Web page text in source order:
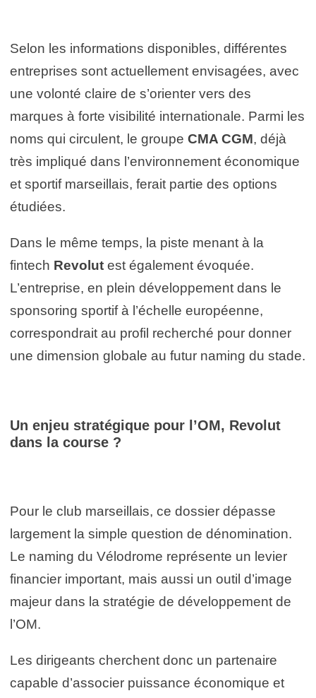
Selon les informations disponibles, différentes
entreprises sont actuellement envisagées, avec
une volonté claire de s’orienter vers des
marques à forte visibilité internationale. Parmi les
noms qui circulent, le groupe CMA CGM, déjà
très impliqué dans l’environnement économique
et sportif marseillais, ferait partie des options
étudiées.
Dans le même temps, la piste menant à la
fintech Revolut est également évoquée.
L’entreprise, en plein développement dans le
sponsoring sportif à l’échelle européenne,
correspondrait au profil recherché pour donner
une dimension globale au futur naming du stade.
Un enjeu stratégique pour l’OM, Revolut
dans la course ?
Pour le club marseillais, ce dossier dépasse
largement la simple question de dénomination.
Le naming du Vélodrome représente un levier
financier important, mais aussi un outil d’image
majeur dans la stratégie de développement de
l’OM.
Les dirigeants cherchent donc un partenaire
capable d’associer puissance économique et